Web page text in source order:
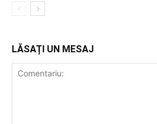
LĂSAȚI UN MESAJ